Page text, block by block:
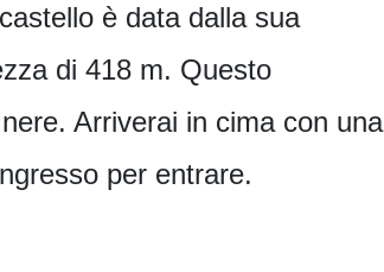
è data dalla sua
di 418 m. Questo
Arriverai in cima con una
per entrare.